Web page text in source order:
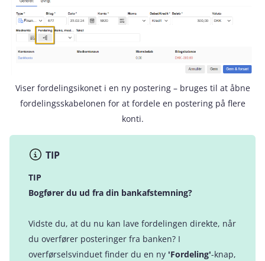
Viser fordelingsikonet i en ny postering – bruges til at åbne
fordelingsskabelonen for at fordele en postering på flere
konti.
TIP
TIP
Bogfører du ud fra din bankafstemning?
Vidste du, at du nu kan lave fordelingen direkte, når
du overfører posteringer fra banken? I
overførselsvinduet finder du en ny 'Fordeling'-knap,